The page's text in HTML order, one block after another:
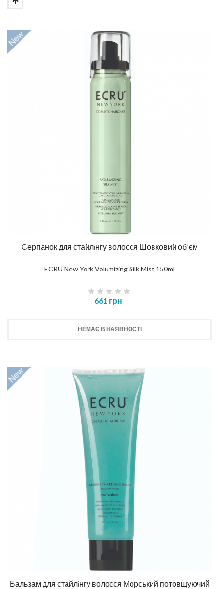
Серпанок для стайлiнгу волосся Шовковий об’єм
ECRU New York Volumizing Silk Mist 150ml
661 грн
НЕМАЄ В НАЯВНОСТІ
Бальзам для стайлiнгу волосся Морський потовщуючий